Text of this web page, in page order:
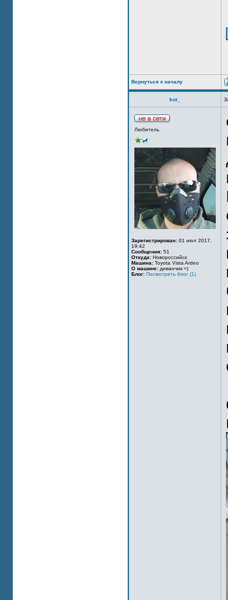
Вернуться к началу
kot_
Любитель
Зарегистрирован: 01 июл 2017,
19:42
Сообщения: 51
Откуда: Новороссийск
Машина: Toyota Vista Ardeo
О машине: диванчик =)
Блог: Посмотреть блог (1)